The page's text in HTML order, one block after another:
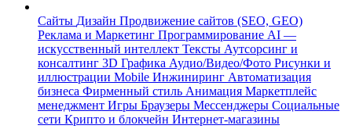
Сайты Дизайн Продвижение сайтов (SEO, GEO)
Реклама и Маркетинг Программирование AI —
искусственный интеллект Тексты Аутсорсинг и
консалтинг 3D Графика Аудио/Видео/Фото Рисунки и
иллюстрации Mobile Инжиниринг Автоматизация
бизнеса Фирменный стиль Анимация Маркетплейс
менеджмент Игры Браузеры Мессенджеры Социальные
сети Крипто и блокчейн Интернет-магазины